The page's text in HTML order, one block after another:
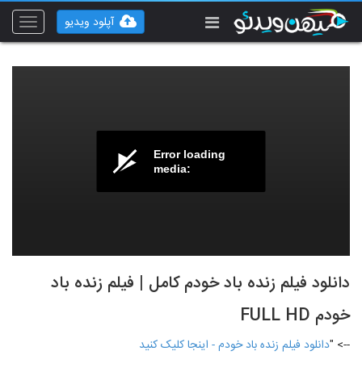
Toggle
آپلود ویدیو
Error loading
media:
دانلود فیلم زنده باد خودم کامل | فیلم زنده باد
خودم FULL HD
--> "دانلود فیلم زنده باد خودم - اینجا کلیک کنید